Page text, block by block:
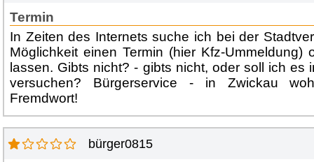
Termin
In Zeiten des Internets suche ich bei der
Möglichkeit einen Termin (hier Kfz-Ummeldung)
lassen. Gibts nicht? - gibts nicht, oder soll ich es
versuchen? Bürgerservice - in Zwickau
Fremdwort!
bürger0815